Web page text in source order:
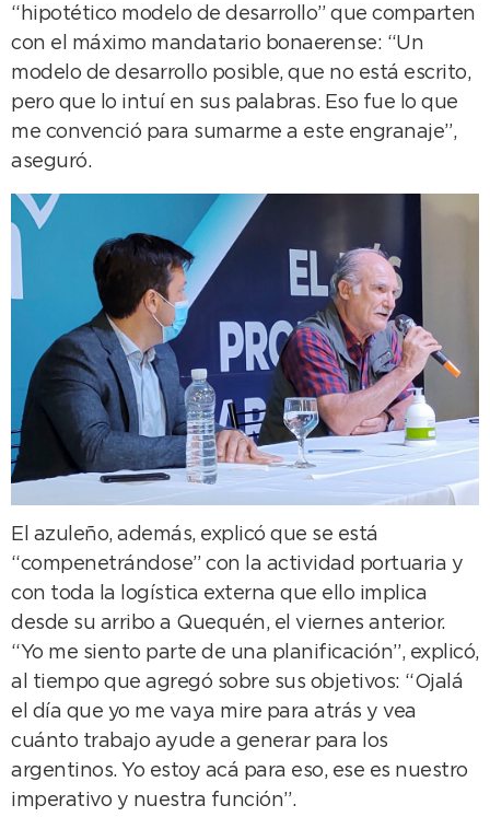
“hipotético modelo de desarrollo” que comparten
con el máximo mandatario bonaerense: “Un
modelo de desarrollo posible, que no está escrito,
pero que lo intuí en sus palabras. Eso fue lo que
me convenció para sumarme a este engranaje”,
aseguró.
El azuleño, además, explicó que se está
“compenetrándose” con la actividad portuaria y
con toda la logística externa que ello implica
desde su arribo a Quequén, el viernes anterior.
“Yo me siento parte de una planificación”, explicó,
al tiempo que agregó sobre sus objetivos: “Ojalá
el día que yo me vaya mire para atrás y vea
cuánto trabajo ayude a generar para los
argentinos. Yo estoy acá para eso, ese es nuestro
imperativo y nuestra función”.